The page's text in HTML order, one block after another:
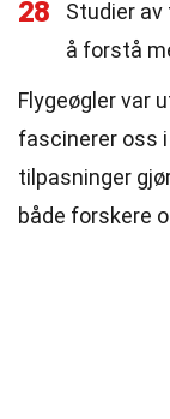
28
Studier av
å forstå
Flygeøgler var
fascinerer oss i
tilpasninger
både forskere